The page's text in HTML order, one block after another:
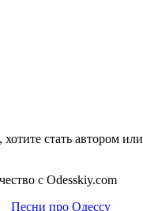
стать автором
Песни про Одессу